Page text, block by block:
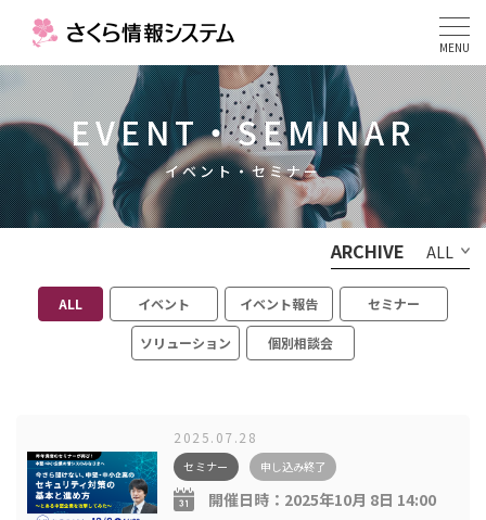
MENU
EVENT・SEMINAR
イベント・セミナー
ARCHIVE ALL
ALL イベント イベント報告 セミナー
ソリューション 個別相談会
2025.07.28
セミナー 申し込み終了
開催日時： 2025年10月 8日 14:00